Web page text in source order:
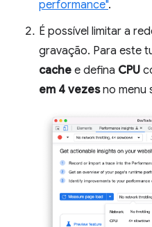
performance".
É possível limitar a
gravação. Para este
cache e defina CPU
em 4 vezesno menu